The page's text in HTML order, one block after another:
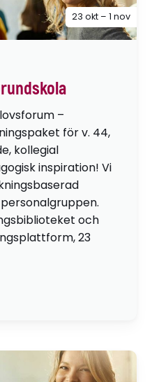
–
för v. 44,
kollegial
inspiration! Vi
och
23
23 okt – 1 nov